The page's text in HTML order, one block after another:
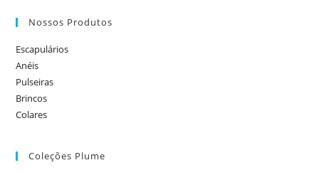
Nossos Produtos
Escapulários
Anéis
Pulseiras
Brincos
Colares
Coleções Plume